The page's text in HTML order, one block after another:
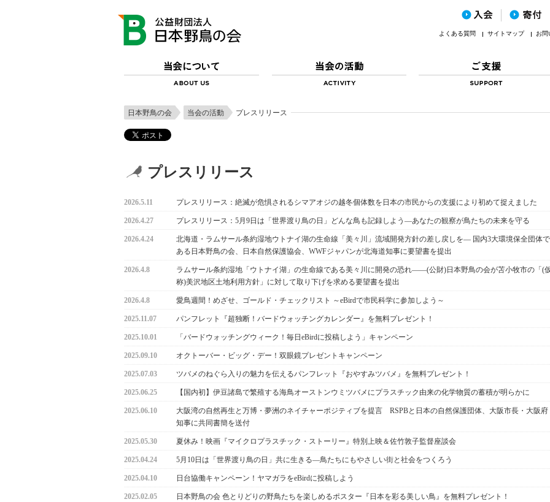
よくある質問 サイトマップ お問
日本野鳥の会 当会の活動 プレスリリース
プレスリリース
2026.5.11 プレスリリース：絶滅が危惧されるシマアオジの越冬個体数を日本の市民からの支援により初めて捉えました
2026.4.27 プレスリリース：5月9日は「世界渡り鳥の日」どんな鳥も記録しよう―あなたの観察が鳥たちの未来を守る
2026.4.24
北海道・ラムサール条約湿地ウトナイ湖の生命線「美々川」流域開発方針の差し戻しを― 国内3大環境保全団体で
ある日本野鳥の会、日本自然保護協会、WWFジャパンが北海道知事に要望書を提出
2026.4.8
ラムサール条約湿地「ウトナイ湖」の生命線である美々川に開発の恐れ――(公財)日本野鳥の会が苫小牧市の「(
称)美沢地区土地利用方針」に対して取り下げを求める要望書を提出
2026.4.8 愛鳥週間！めざせ、ゴールド・チェックリスト ～eBirdで市民科学に参加しよう～
2025.11.07 パンフレット『超独断！バードウォッチングカレンダー』を無料プレゼント！
2025.10.01 「バードウォッチングウィーク！毎日eBirdに投稿しよう」キャンペーン
2025.09.10 オクトーバー・ビッグ・デー！双眼鏡プレゼントキャンペーン
2025.07.03 ツバメのねぐら入りの魅力を伝えるパンフレット『おやすみツバメ』を無料プレゼント！
2025.06.25 【国内初】伊豆諸島で繁殖する海鳥オーストンウミツバメにプラスチック由来の化学物質の蓄積が明らかに
2025.06.10
大阪湾の自然再生と万博・夢洲のネイチャーポジティブを提言 RSPBと日本の自然保護団体、大阪市長・大阪府
知事に共同書簡を送付
2025.05.30 夏休み！映画『マイクロプラスチック・ストーリー』特別上映＆佐竹敦子監督座談会
2025.04.24 5月10日は「世界渡り鳥の日」共に生きる―鳥たちにもやさしい街と社会をつくろう
2025.04.10 日台協働キャンペーン！ヤマガラをeBirdに投稿しよう
2025.02.05 日本野鳥の会 色とりどりの野鳥たちを楽しめるポスター『日本を彩る美しい鳥』を無料プレゼント！